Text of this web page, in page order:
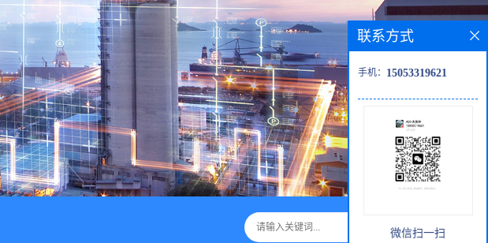
联系方式
手机： 15053319621
微信扫一扫